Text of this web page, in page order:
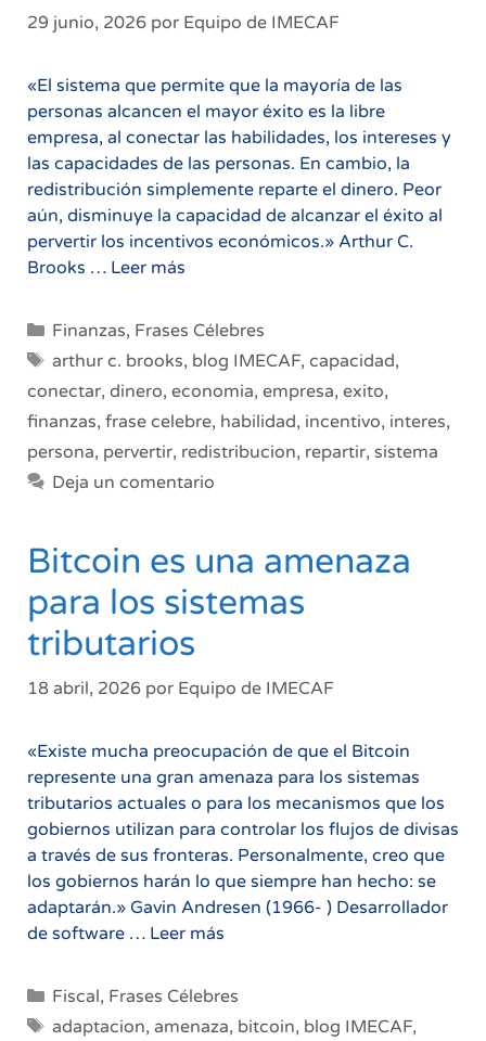
29 junio, 2026 por Equipo de IMECAF
«El sistema que permite que la mayoría de las
personas alcancen el mayor éxito es la libre
empresa, al conectar las habilidades, los intereses y
las capacidades de las personas. En cambio, la
redistribución simplemente reparte el dinero. Peor
aún, disminuye la capacidad de alcanzar el éxito al
pervertir los incentivos económicos.» Arthur C.
Brooks … Leer más
empresa
a
la
redistribución
Categorías
Finanzas, Frases Célebres
Etiquetas
arthur c. brooks, blog IMECAF, capacidad,
conectar, dinero, economia, empresa, exito,
finanzas, frase celebre, habilidad, incentivo, interes,
persona, pervertir, redistribucion, repartir, sistema
Deja un comentario
Bitcoin es una amenaza
para los sistemas
tributarios
18 abril, 2026 por Equipo de IMECAF
«Existe mucha preocupación de que el Bitcoin
represente una gran amenaza para los sistemas
tributarios actuales o para los mecanismos que los
gobiernos utilizan para controlar los flujos de divisas
a través de sus fronteras. Personalmente, creo que
los gobiernos harán lo que siempre han hecho: se
adaptarán.» Gavin Andresen (1966- ) Desarrollador
de software … Leer más
para
Categorías
Fiscal, Frases Célebres
Etiquetas
adaptacion, amenaza, bitcoin, blog IMECAF,